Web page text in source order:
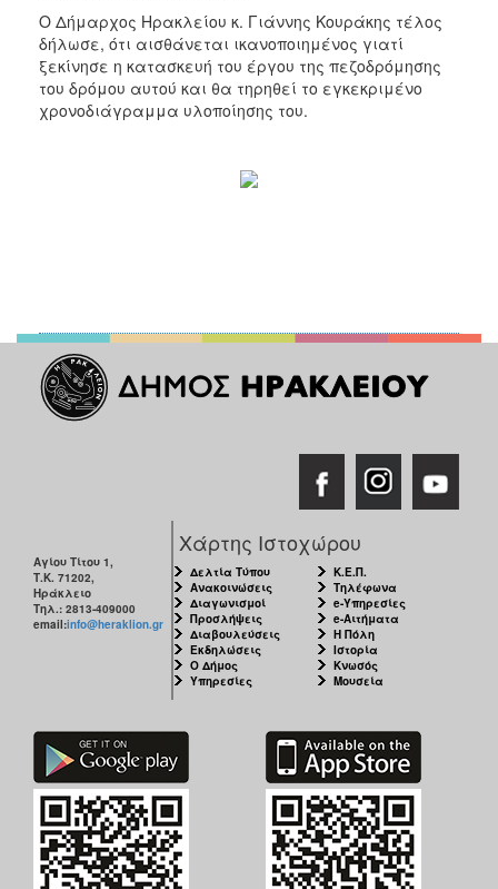
Ο Δήμαρχος Ηρακλείου κ. Γιάννης Κουράκης τέλος
δήλωσε, ότι αισθάνεται ικανοποιημένος γιατί
ξεκίνησε η κατασκευή του έργου της πεζοδρόμησης
του δρόμου αυτού και θα τηρηθεί το εγκεκριμένο
χρονοδιάγραμμα υλοποίησης του.
Αγίου Τίτου 1,
Τ.Κ. 71202,
Ηράκλειο
Τηλ.: 2813-409000
email:info@heraklion.gr
Χάρτης Ιστοχώρου
Δελτία Τύπου
Ανακοινώσεις
Διαγωνισμοί
Προσλήψεις
Διαβουλεύσεις
Εκδηλώσεις
Ο Δήμος
Υπηρεσίες
Κ.Ε.Π.
Τηλέφωνα
e-Υπηρεσίες
e-Αιτήματα
Η Πόλη
Ιστορία
Κνωσός
Μουσεία